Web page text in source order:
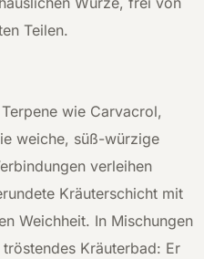
Teilen.
wie Carvacrol,
weiche, süß-würzige
verleihen
Kräuterschicht mit
Weichheit. In Mischungen
Kräuterbad: Er